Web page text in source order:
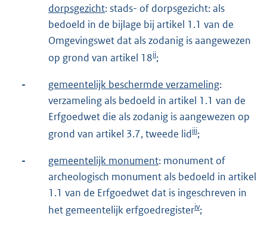
dorpsgezicht: stads- of dorpsgezicht: als
bedoeld in de bijlage bij artikel 1.1 van de
Omgevingswet dat als zodanig is aangewezen
op grond van artikel 18ii;
- gemeentelijk beschermde verzameling:
verzameling als bedoeld in artikel 1.1 van de
Erfgoedwet die als zodanig is aangewezen op
grond van artikel 3.7, tweede lidiii;
- gemeentelijk monument: monument of
archeologisch monument als bedoeld in artikel
1.1 van de Erfgoedwet dat is ingeschreven in
het gemeentelijk erfgoedregisteriv;